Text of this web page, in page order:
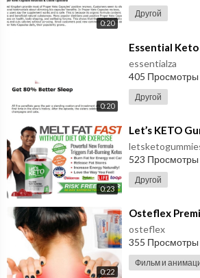
0:20
Другой
0:20
⁣Essential
essentialza
405 Просмотры
Другой
0:23
⁣Let’s KETO
523 Просмотры
Другой
0:22
⁣Osteflex
osteflex
355 Просмотры
Фильм и